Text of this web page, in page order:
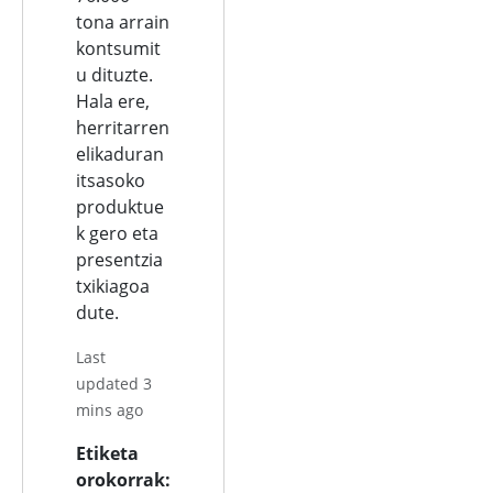
tona arrain
kontsumit
u dituzte.
Hala ere,
herritarren
elikaduran
itsasoko
produktue
k gero eta
presentzia
txikiagoa
dute.
Last
updated 3
mins ago
Etiketa
orokorrak